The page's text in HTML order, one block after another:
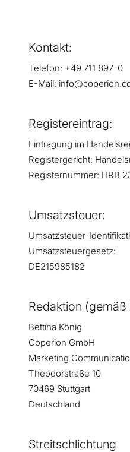
Kontakt:
Telefon: +49 711 897-0
E-Mail:
Registereintrag:
Eintragung im
Registergericht:
Registernummer: HRB
Umsatzsteuer:
Umsatzsteuer-
Umsatzsteuergesetz:
DE215985182
Redaktion (gemäß
Bettina König
Coperion GmbH
Marketing
Theodorstraße 10
70469 Stuttgart
Deutschland
Streitschlichtung